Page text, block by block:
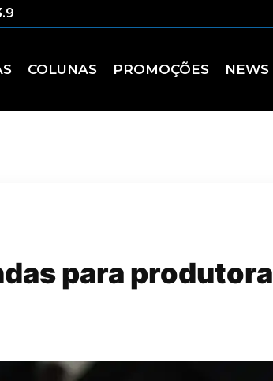
COLUNAS PROMOÇÕES NEWS
para produtora